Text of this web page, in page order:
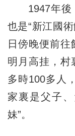
1947年後，
也是“新江國
日傍晚便前往
明月高挂，村
多時100多人
家裏是父子
妹”。